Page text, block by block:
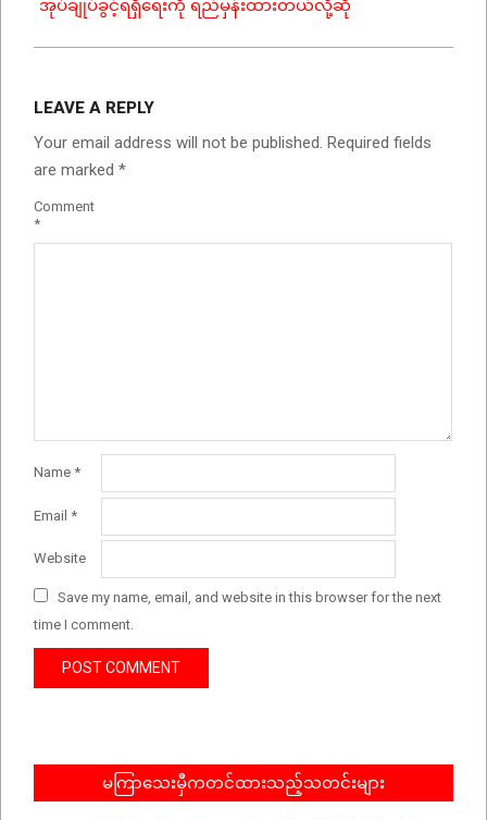
အုပ်ချုပ်ခွင့်ရရှိရေးကို ရည်မှန်းထားတယ်လို့ဆို
LEAVE A REPLY
Your email address will not be published. Required fields
are marked *
Comment
*
Name *
Email *
Website
Save my name, email, and website in this browser for the next
time I comment.
မကြာသေးမှီကတင်ထားသည့်သတင်းများ